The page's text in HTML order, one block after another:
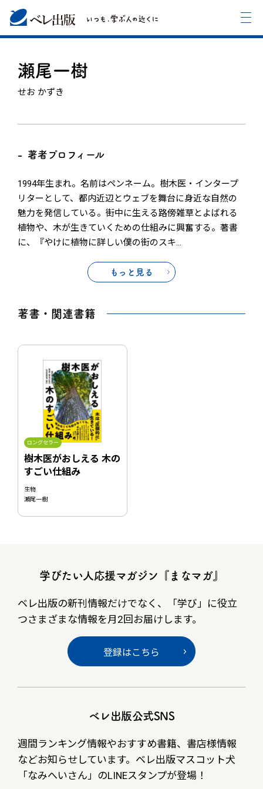
瀬尾一樹
せお かずき
著者プロフィール
1994年生まれ。名前はペンネーム。樹木医・インタープ
リターとして、都内近辺とウェブを舞台に身近な自然の
魅力を発信している。街中に生える路傍雑草とよばれる
植物や、木が生きていくための仕組みに興奮する。著書
に、『やけに植物に詳しい僕の街のスキ…
もっと見る
著書・関連書籍
ロングセラー
樹木医がおしえる 木の
すごい仕組み
生物
瀬尾一樹
学びたい人応援マガジン『まなマガ』
ベレ出版の新刊情報だけでなく、
「学び」に役立
つさまざまな情報を月2回お届けします。
登録はこちら
ベレ出版公式SNS
週間ランキング情報やおすすめ書籍、書店様情報
などお知らせしています。ベレ出版マスコット犬
「なみへいさん」のLINEスタンプが登場！